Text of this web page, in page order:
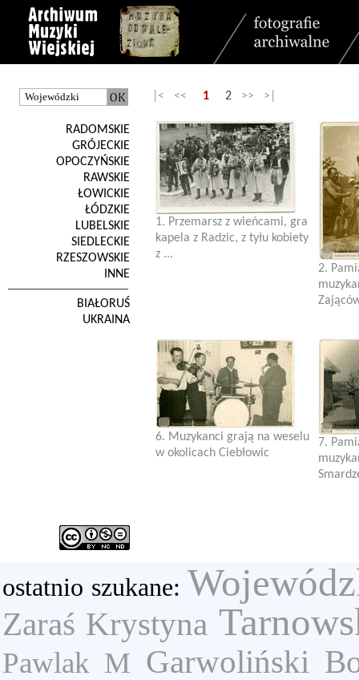
RADOMSKIE
GRÓJECKIE
OPOCZYŃSKIE
RAWSKIE
ŁOWICKIE
ŁÓDZKIE
LUBELSKIE
SIEDLECKIE
RZESZOWSKIE
INNE
BIAŁORUŚ
UKRAINA
|< << 1 2 >> >|
1. Przemarsz z wieńcami, gra
kapela z Radzic, z tyłu kobiety
z ...
2.
6. Muzykanci grają na weselu
w okolicach Ciebłowic
7.
ostatnio szukane:
Zaraś Krystyna
Pawlak M Garwoliński